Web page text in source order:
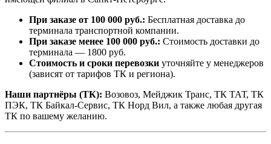
При заказе от 100 000 руб.: Бесплатная доставка до
терминала транспортной компании.
При заказе менее 100 000 руб.: Стоимость доставки до
терминала — 1800 руб.
Стоимость и сроки перевозки уточняйте у менеджеров
(зависят от тарифов ТК и региона).
Наши партнёры (ТК): Возовоз, Мейджик Транс, ТК ТАТ, ТК
ПЭК, ТК Байкал-Сервис, ТК Норд Вил, а также любая другая
ТК по вашему желанию.